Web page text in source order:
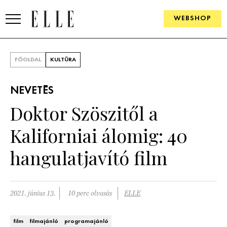
WEBSHOP
SZÉPSÉG
ÉLETMÓD
PÁRKAPCSOLAT
FŐOLDAL KULTÚRA
NEVETÉS
Doktor Szöszitől a
Kaliforniai álomig: 40
hangulatjavító film
2021. június 13. 10 perc olvasás ELLE
film filmajánló programajánló